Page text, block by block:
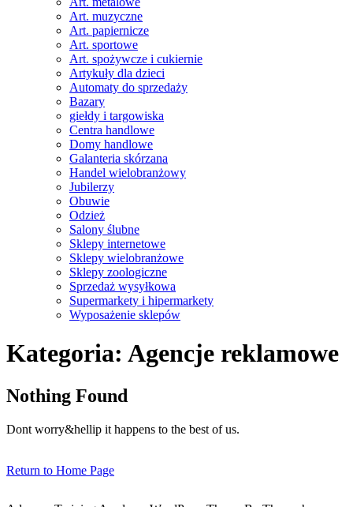
Art. muzyczne
Art. papiernicze
Art. sportowe
Art. spożywcze i cukiernie
Artykuły dla dzieci
Automaty do sprzedaży
Bazary
giełdy i targowiska
Centra handlowe
Domy handlowe
Galanteria skórzana
Handel wielobranżowy
Jubilerzy
Obuwie
Odzież
Salony ślubne
Sklepy internetowe
Sklepy wielobranżowe
Sklepy zoologiczne
Sprzedaż wysyłkowa
Supermarkety i hipermarkety
Wyposażenie sklepów
Menu
Kategoria: Agencje reklamowe
Nothing Found
Dont worry&hellip it happens to the best of us.
Return to Home PageReturn